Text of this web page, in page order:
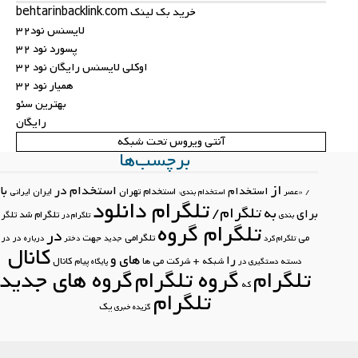
خرید بک لینک behtarinbacklink.com
لایسنس نود32
پسورد نود 32
اوکلی لایسنس رایگان نود 32
همیار نود 32
بهترین سئو
رایگان
آنتی ویروس تحت شبکه
برچسب‌ها
«عصرازاستخداماستخدام بندی:استخدام تهراناستخدام درایرانایرانیبا
برای بندیبهتلگرام/تلگرام دانلودتلگرام درتلگرام شدتلگرام
میتلگرام کردتلگرام گروهتلگرامیجدید جهتدختردر درباره در در
دستهدستگیری در راشبکه + شرکتمیها هایو پایگاهپیامکانالکانال
تلگرامکهگروه تلگرامگروه های جدید
تلگرامگزیده خبرییک